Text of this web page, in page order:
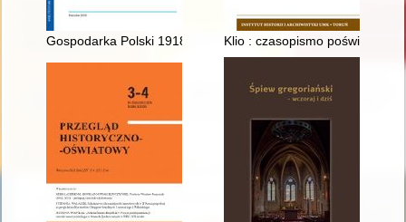
Gospodarka Polski 1918-2018 - recenzja]Klio : czasopismo poświęcone